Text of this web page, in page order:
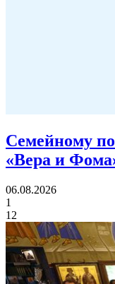
Семейному
«Вера и
06.08.2026
1
12